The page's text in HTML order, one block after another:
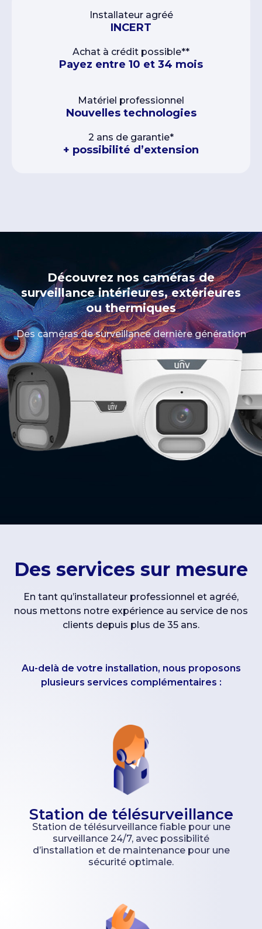
Installateur agréé
INCERT
Achat à crédit possible**
Payez entre 10 et 34 mois
Matériel professionnel
Nouvelles technologies
2 ans de garantie*
+ possibilité d’extension
Découvrez nos caméras de
surveillance intérieures, extérieures
ou thermiques
Des caméras de surveillance dernière génération
Des services sur mesure
En tant qu’installateur professionnel et agréé,
nous mettons notre expérience au service de nos
clients depuis plus de 35 ans.
Au-delà de votre installation, nous proposons
plusieurs services complémentaires :
Station de télésurveillance
Station de télésurveillance fiable pour une
surveillance 24/7, avec possibilité
d’installation et de maintenance pour une
sécurité optimale.